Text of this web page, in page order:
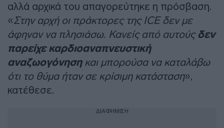
αλλά αρχικά του απαγορεύτηκε η πρόσβαση.
«Στην αρχή οι πράκτορες της ICE δεν με
άφηναν να πλησιάσω. Κανείς από αυτούς δεν
παρείχε καρδιοαναπνευστική
αναζωογόνηση και μπορούσα να καταλάβω
ότι το θύμα ήταν σε κρίσιμη κατάσταση»,
κατέθεσε.
ΔΙΑΦΗΜΙΣΗ